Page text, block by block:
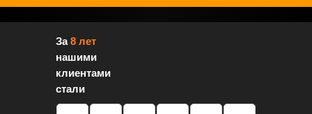
За8 лет
нашими
клиентами
стали